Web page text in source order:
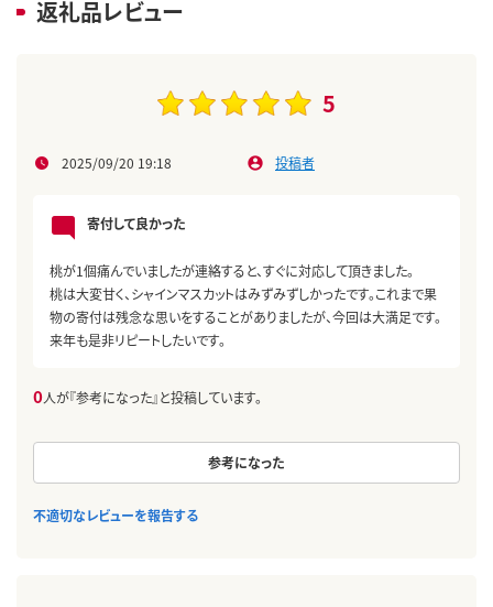
返礼品レビュー
5
2025/09/20 19:18 投稿者
寄付して良かった
桃が1個痛んでいましたが連絡すると、すぐに対応して頂きました。
桃は大変甘く、シャインマスカットはみずみずしかったです。これまで果
物の寄付は残念な思いをすることがありましたが、今回は大満足です。
来年も是非リピートしたいです。
0人が『参考になった』と投稿しています。
参考になった
不適切なレビューを報告する